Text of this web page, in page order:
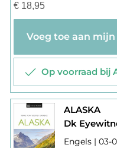
€18,95
Op voorraad bij
ALASKA
Dk
Engels | 03-